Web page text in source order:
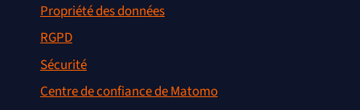
Propriété des données
RGPD
Sécurité
Centre de confiance de Matomo